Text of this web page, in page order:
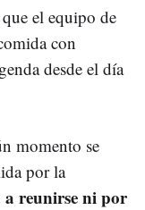
el equipo de
con
desde el día
momento se
por la
reunirse ni por